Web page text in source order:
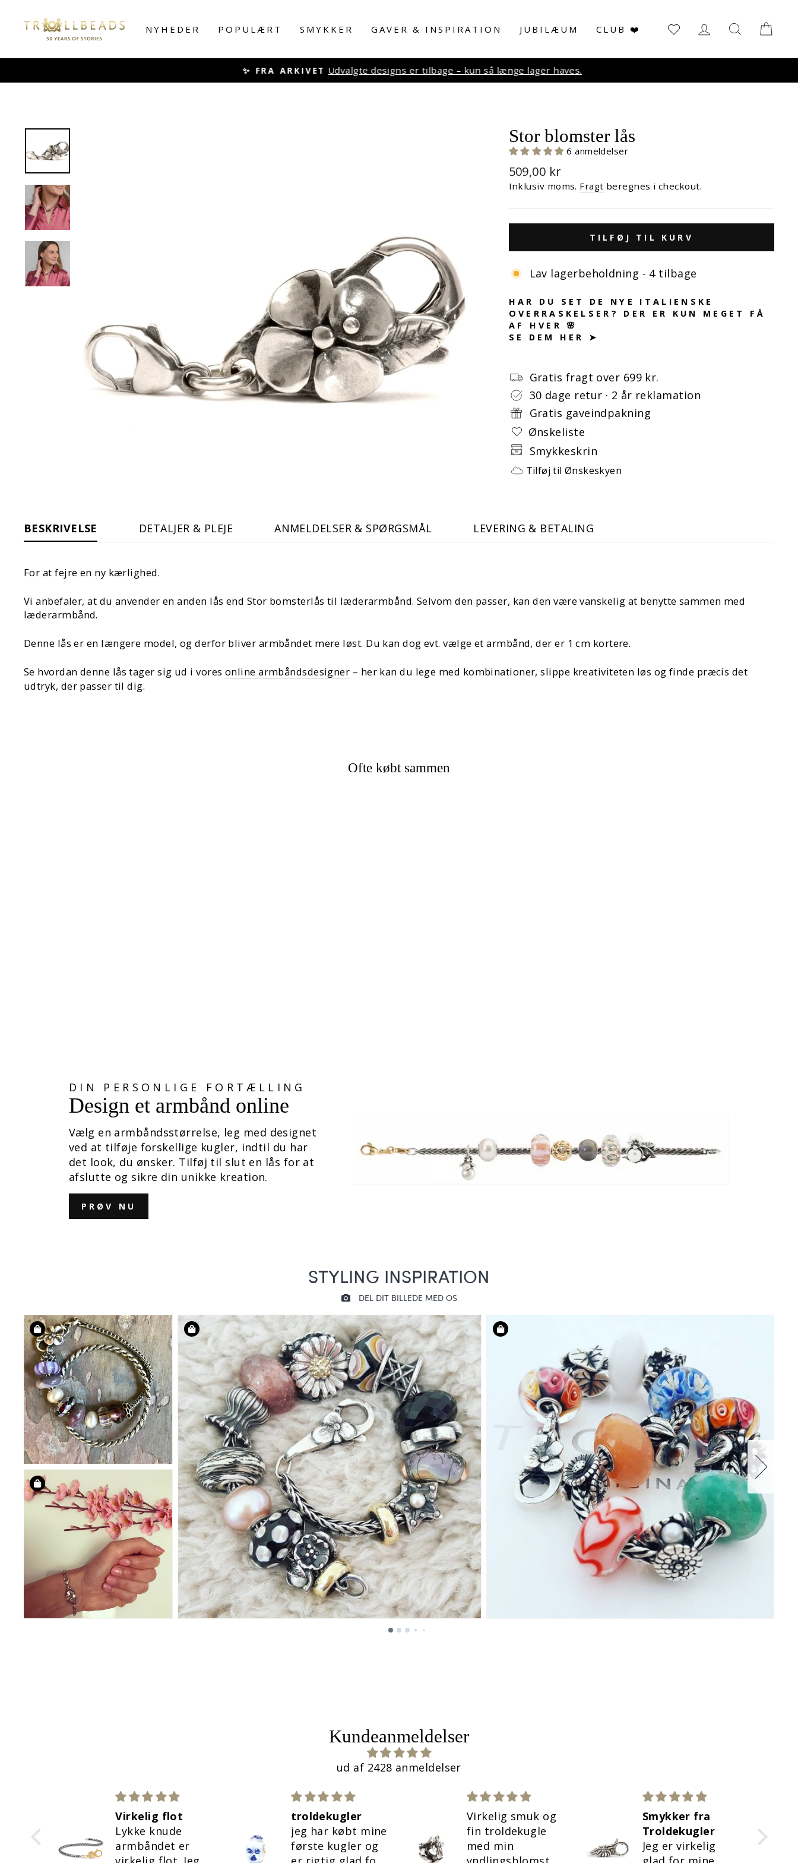
NYHEDER POPULÆRT SMYKKER GAVER & INSPIRATION JUBILÆUM CLUB ❤️ LOG INSØG
Pause
✨ FRA ARKIVET Udvalgte designs er tilbage – kun så længe lager haves.
Stor blomster lås
6 anmeldelser
Normalpris
509,00 kr
Inklusiv moms. Fragt beregnes i checkout.
TILFØJ TIL KURV
Lav lagerbeholdning - 4 tilbage
HAR DU SET DE NYE ITALIENSKE
OVERRASKELSER? DER ER KUN MEGET FÅ
AF HVER 🌸
SE DEM HER ➤
Gratis fragt over 699 kr.
30 dage retur · 2 år reklamation
Gratis gaveindpakning
Ønskeliste
Smykkeskrin
Tilføj til Ønskeskyen
BESKRIVELSE DETALJER & PLEJE ANMELDELSER & SPØRGSMÅL LEVERING & BETALING
For at fejre en ny kærlighed.
Vi anbefaler, at du anvender en anden lås end Stor bomsterlås til læderarmbånd. Selvom den passer, kan den være vanskelig at benytte sammen med
læderarmbånd.
Denne lås er en længere model, og derfor bliver armbåndet mere løst. Du kan dog evt. vælge et armbånd, der er 1 cm kortere.
Se hvordan denne lås tager sig ud i vores online armbåndsdesigner – her kan du lege med kombinationer, slippe kreativiteten løs og finde præcis det
udtryk, der passer til dig.
Ofte købt sammen
DIN PERSONLIGE FORTÆLLING
Design et armbånd online
Vælg en armbåndsstørrelse, leg med designet
ved at tilføje forskellige kugler, indtil du har
det look, du ønsker. Tilføj til slut en lås for at
afslutte og sikre din unikke kreation.
PRØV NU
Kundeanmeldelser
ud af 2428 anmeldelser
Virkelig flot
Lykke knude
armbåndet er
troldekugler
jeg har købt mine
første kugler og
Virkelig smuk og
fin troldekugle
med min
Smykker fra
Troldekugler
Jeg er virkelig